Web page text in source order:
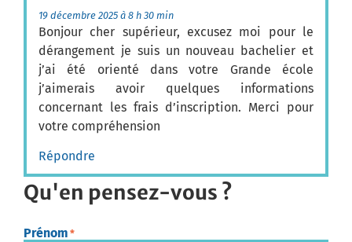
19 décembre 2025 à 8 h 30 min
Bonjour cher supérieur, excusez moi pour le
dérangement je suis un nouveau bachelier et
j’ai été orienté dans votre Grande école
j’aimerais avoir quelques informations
concernant les frais d’inscription. Merci pour
votre compréhension
Répondre
Qu'en pensez-vous ?
Prénom *